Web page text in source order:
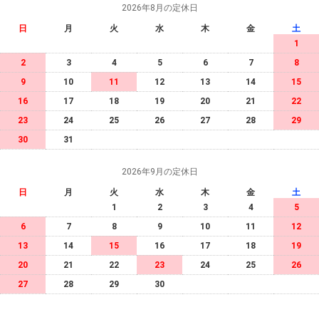
2026年8月の定休日
日 月 火 水 木 金
土
1
2
3 4 5 6 7
8
9
10 11 12 13 14
15
16
17 18 19 20 21
22
23
24 25 26 27 28
29
30
31
2026年9月の定休日
日 月 火 水 木 金
土
1
2 3 4
5
6
7 8 9 10 11
12
13
14 15 16 17 18
19
20
21 22 23 24 25
26
27
28 29 30